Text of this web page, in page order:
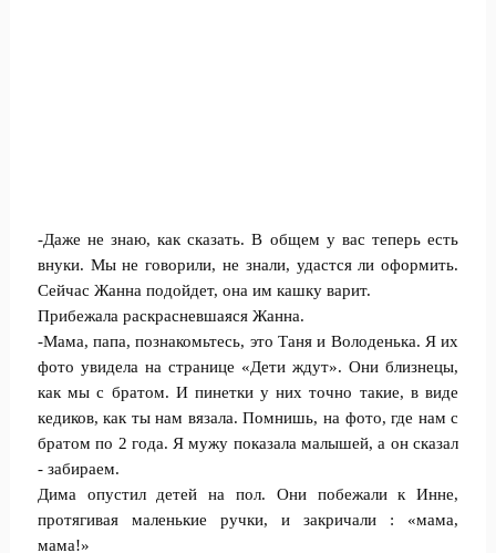
-Даже не знаю, как сказать. В общем у вас теперь есть
внуки. Мы не говорили, не знали, удастся ли оформить.
Сейчас Жанна подойдет, она им кашку варит.
Прибежала раскрасневшаяся Жанна.
-Мама, папа, познакомьтесь, это Таня и Володенька. Я их
фото увидела на странице «Дети ждут». Они близнецы,
как мы с братом. И пинетки у них точно такие, в виде
кедиков, как ты нам вязала. Помнишь, на фото, где нам с
братом по 2 года. Я мужу показала малышей, а он сказал
- забираем.
Дима опустил детей на пол. Они побежали к Инне,
протягивая маленькие ручки, и закричали : «мама,
мама!»